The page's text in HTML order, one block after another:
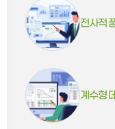
전사적
계수형